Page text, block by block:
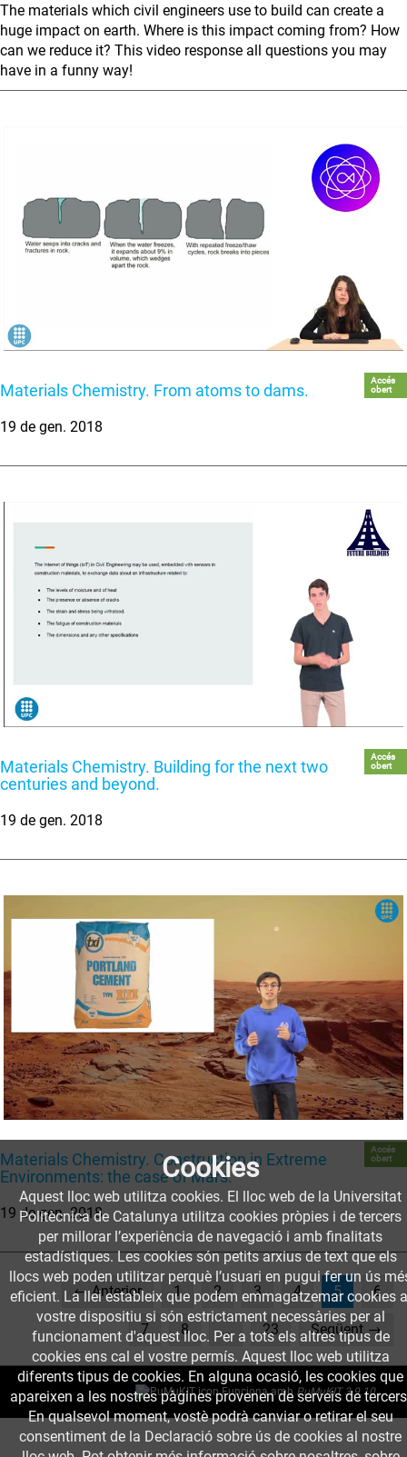
The materials which civil engineers use to build can create a
huge impact on earth. Where is this impact coming from? How
can we reduce it? This video response all questions you may
have in a funny way!
Materials Chemistry. From atoms to dams.
Accés
obert
19 de gen. 2018
Materials Chemistry. Building for the next two
centuries and beyond.
Accés
obert
19 de gen. 2018
Materials Chemistry. Construction in Extreme
Environments: the case of Mars.
Accés
obert
19 de gen. 2018
← Anterior 1 2 3 4 5(current)
6
7 8 … 23 Següent →
Cookies
Aquest lloc web utilitza cookies. El lloc web de la Universitat
Politècnica de Catalunya utilitza cookies pròpies i de tercers
per millorar l’experiència de navegació i amb finalitats
estadístiques. Les cookies són petits arxius de text que els
llocs web poden utilitzar perquè l’usuari en pugui fer un ús
eficient. La llei estableix que podem emmagatzemar cookies
vostre dispositiu si són estrictament necessàries per al
funcionament d'aquest lloc. Per a tots els altres tipus de
cookies ens cal el vostre permís. Aquest lloc web utilitza
diferents tipus de cookies. En alguna ocasió, les cookies que
apareixen a les nostres pàgines provenen de serveis de
En qualsevol moment, vostè podrà canviar o retirar el seu
consentiment de la Declaració sobre ús de cookies al nostre
Funciona amb PuMuKIT 3.9.10